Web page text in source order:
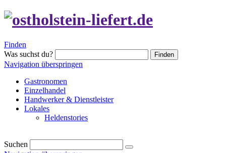
Finden
Was suchst du?
Finden
Navigation überspringen
Gastronomen
Einzelhandel
Handwerker & Dienstleister
Lokales
Heldenstories
Suchen